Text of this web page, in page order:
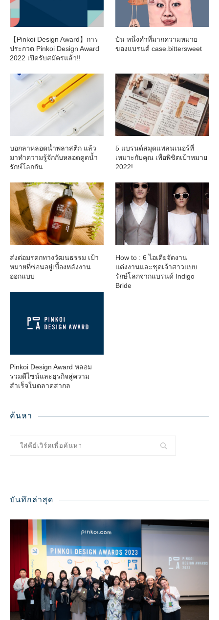
【Pinkoi Design Award】การ
ประกวด Pinkoi Design Award
2022 เปิดรับสมัครแล้ว!!
ปัน หนึ่งคำที่มากความหมาย
ของแบรนด์ case.bittersweet
บอกลาหลอดน้ำพลาสติก แล้ว
มาทำความรู้จักกับหลอดดูดน้ำ
รักษ์โลกกัน
5 แบรนด์สมุดแพลนเนอร์ที่
เหมาะกับคุณ เพื่อพิชิตเป้าหมาย
2022!
ส่งต่อมรดกทางวัฒนธรรม เป้า
หมายที่ซ่อนอยู่เบื้องหลังงาน
ออกแบบ
How to : 6 ไอเดียจัดงาน
แต่งงานและชุดเจ้าสาวแบบ
รักษ์โลกจากแบรนด์ Indigo
Bride
Pinkoi Design Award หลอม
รวมดีไซน์และธุรกิจสู่ความ
สำเร็จในตลาดสากล
ค้นหา
บันทึกล่าสุด